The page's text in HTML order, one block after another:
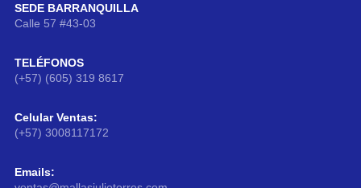
SEDE BARRANQUILLA
Calle 57 #43-03
TELÉFONOS
(+57) (605) 319 8617
Celular Ventas:
(+57) 3008117172
Emails: